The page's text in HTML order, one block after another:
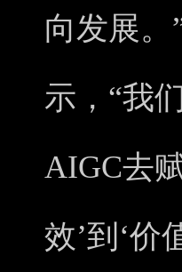
向发展
示，“我
AIGC去
效’到‘价